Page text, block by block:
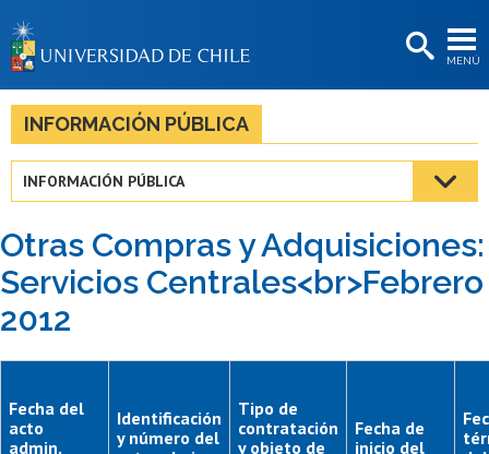
MENÚ
BIBLIOTECAS
LA UNIVERSIDAD
Estudiantes
Académicas/os
Funcionarias/os
INFORMACIÓN PÚBLICA
INFORMACIÓN PÚBLICA
Otras Compras y Adquisiciones:
Servicios Centrales<br>Febrero
2012
Fecha del
acto
admin.
Identificación
y número del
Tipo de
contratación
y objeto de
Fecha de
inicio del